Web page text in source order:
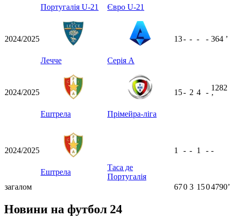
Португалія U-21 Євро U-21
2024/2025
Лечче Серія А
13- - - - 364 ʼ
2024/2025
Ештрела Прімейра-ліга
15- 2 4 -
1282
ʼ
2024/2025
Ештрела
Таса де
Португалія
1 - - 1 - -
загалом 670 3 1504790ʼ
Новини на футбол 24